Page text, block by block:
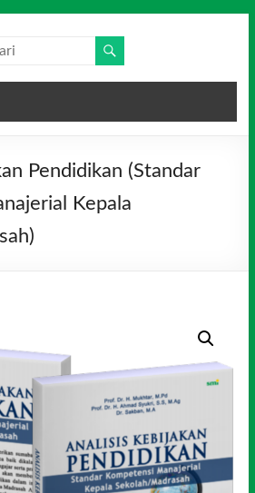
Pendidikan (Standar
Kepala